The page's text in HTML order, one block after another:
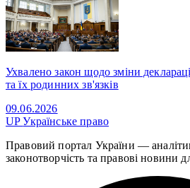
Ухвалено закон щодо зміни
та їх родинних зв'язків
09.06.2026
UPУкраїнське право
Правовий портал України —
законотворчість та правові новини